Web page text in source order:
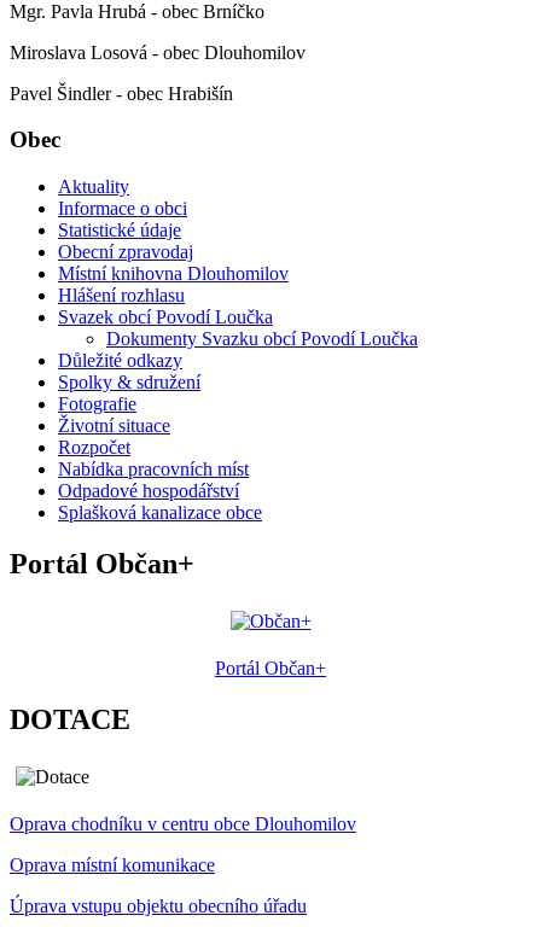
Mgr. Pavla Hrubá - obec Brníčko
Miroslava Losová - obec Dlouhomilov
Pavel Šindler - obec Hrabišín
Obec
Aktuality
Informace o obci
Statistické údaje
Obecní zpravodaj
Místní knihovna Dlouhomilov
Hlášení rozhlasu
Svazek obcí Povodí Loučka
Dokumenty Svazku obcí Povodí Loučka
Důležité odkazy
Spolky & sdružení
Fotografie
Životní situace
Rozpočet
Nabídka pracovních míst
Odpadové hospodářství
Splašková kanalizace obce
Portál Občan+
Portál Občan+
DOTACE
Oprava chodníku v centru obce Dlouhomilov
Oprava místní komunikace
Úprava vstupu objektu obecního úřadu